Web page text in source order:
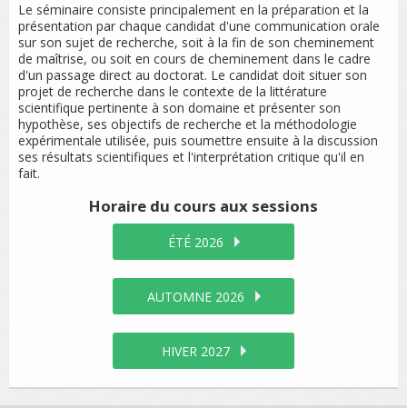
Le séminaire consiste principalement en la préparation et la
présentation par chaque candidat d'une communication orale
sur son sujet de recherche, soit à la fin de son cheminement
de maîtrise, ou soit en cours de cheminement dans le cadre
d'un passage direct au doctorat. Le candidat doit situer son
projet de recherche dans le contexte de la littérature
scientifique pertinente à son domaine et présenter son
hypothèse, ses objectifs de recherche et la méthodologie
expérimentale utilisée, puis soumettre ensuite à la discussion
ses résultats scientifiques et l'interprétation critique qu'il en
fait.
Horaire du cours aux sessions
ÉTÉ 2026
AUTOMNE 2026
HIVER 2027